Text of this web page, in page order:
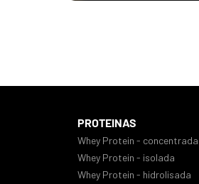
PROTEINAS
Whey Protein - concentrada
Whey Protein - isolada
Whey Protein - hidrolisada